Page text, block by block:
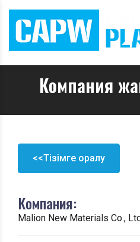
Компания
<<Тізімге оралу
Компания:
Malion New Materials Co.,